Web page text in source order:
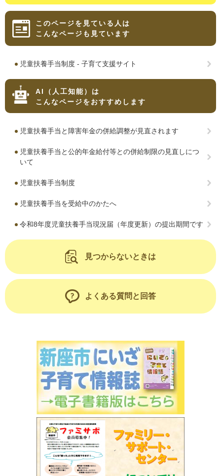
このページを見ている人は
こんなページも見ています
児童扶養手当制度 - 子育て支援サイト
AI（人工知能）は
こんなページをおすすめします
児童扶養手当と障害年金の併給調整が見直されます
児童扶養手当と公的年金給付等との併給制限の見直しにつ
いて
児童扶養手当制度
児童扶養手当を受給中のかたへ
令和8年度児童扶養手当現況届（年度更新）の提出期間です
見つからないときは
よくある質問と回答